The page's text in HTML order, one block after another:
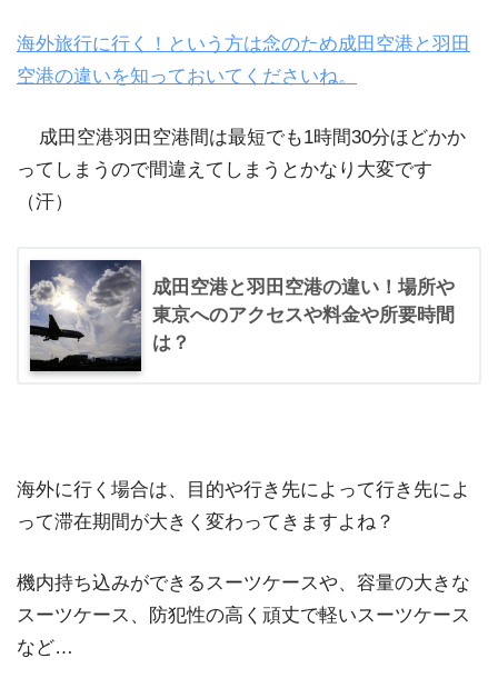
海外旅行に行く！という方は念のため成田空港と羽田
空港の違いを知っておいてくださいね。
成田空港羽田空港間は最短でも1時間30分ほどかか
ってしまうので間違えてしまうとかなり大変です
（汗）
成田空港と羽田空港の違い！場所や
東京へのアクセスや料金や所要時間
は？
海外に行く場合は、目的や行き先によって行き先によ
って滞在期間が大きく変わってきますよね？
機内持ち込みができるスーツケースや、容量の大きな
スーツケース、防犯性の高く頑丈で軽いスーツケース
など…